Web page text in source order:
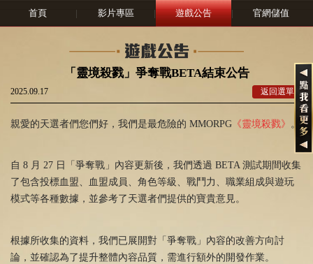
首頁 | 影片專區 | 遊戲公告 | 官網儲值
「靈境殺戮」爭奪戰BETA結束公告
2025.09.17 返回選單
親愛的天選者們您們好，我們是最危險的 MMORPG《靈境殺戮》 。
自 8 月 27 日「爭奪戰」內容更新後，我們透過 BETA 測試期間收集
了包含投標血盟、血盟成員、角色等級、戰鬥力、職業組成與遊玩
模式等各種數據，並參考了天選者們提供的寶貴意見。
根據所收集的資料，我們已展開對「爭奪戰」內容的改善方向討
論，並確認為了提升整體內容品質，需進行額外的開發作業。